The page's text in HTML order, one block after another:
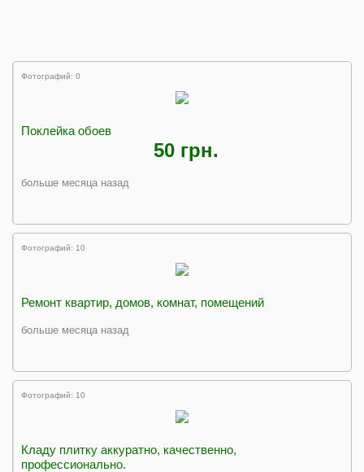
Фотографий: 0
Поклейка обоев
50 грн.
больше месяца назад
Фотографий: 10
Ремонт квартир, домов, комнат, помещений
больше месяца назад
Фотографий: 10
Кладу плитку аккуратно, качественно,
профессионально.